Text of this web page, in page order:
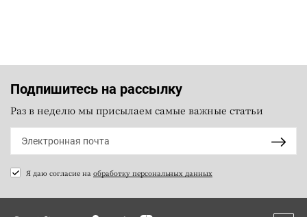
Подпишитесь на рассылку
Раз в неделю мы присылаем самые важные статьи
Я даю согласие на обработку персональных данных